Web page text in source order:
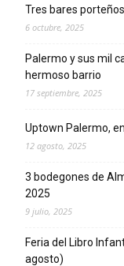
Tres bares
6 octubre, 2025
Palermo y sus mil
hermoso barrio
17 septiembre, 2025
Uptown Palermo,
12 agosto, 2025
3 bodegones de
2025
9 julio, 2025
Feria del Libro
agosto)